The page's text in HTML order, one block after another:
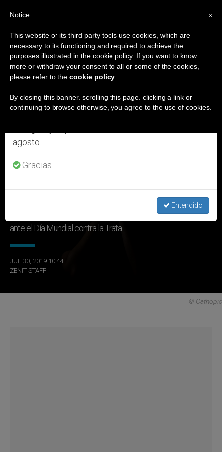
ETIQUETA
Posts Tagged
‘solidadridad’
ÚLTIMAS NOTICIAS
Argentina: Mensaje de la Comisión Episcopal de Migrantes
ante el Día Mundial contra la Trata
JUL 30, 2019 10:44
ZENIT STAFF
© Cathopic
×
Aviso importante
Del 27 de julio al 7 de agosto haremos la pausa
anual, aprovechando que en el periodo de verano
se generan menos informaciones y también el
agosto.
Gracias.
Entendido
x
Notice
This website or its third party tools use cookies, which are
necessary to its functioning and required to achieve the
purposes illustrated in the cookie policy. If you want to know
more or withdraw your consent to all or some of the cookies,
please refer to the cookie policy
By closing this banner, scrolling this page, clicking a link or
continuing to browse otherwise, you agree to the use of cookies.